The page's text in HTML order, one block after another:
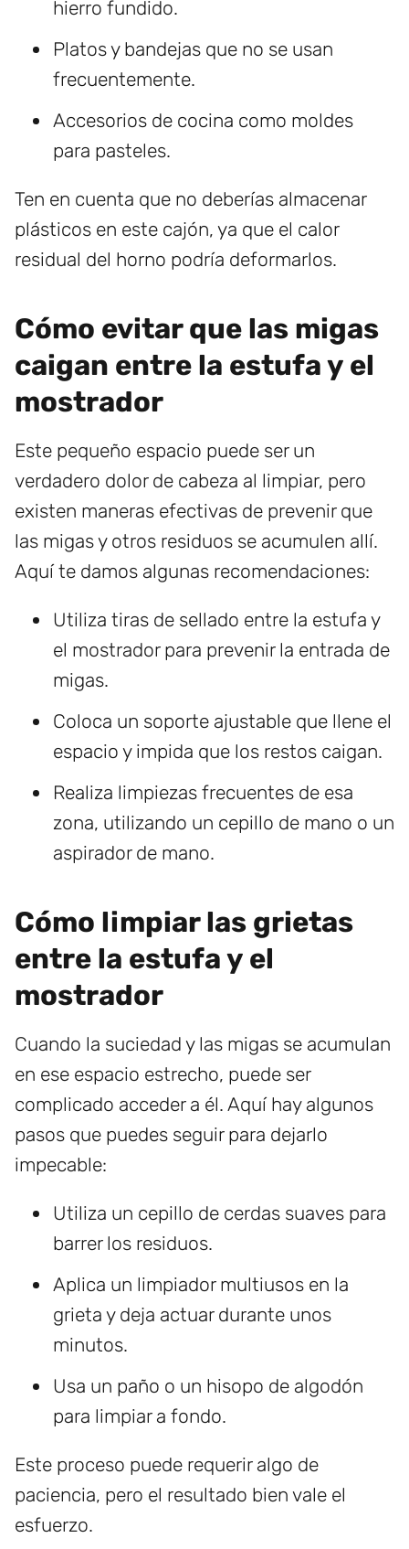
hierro fundido.
Platos y bandejas que no se usan
frecuentemente.
Accesorios de cocina como moldes
para pasteles.
Ten en cuenta que no deberías almacenar
plásticos en este cajón, ya que el calor
residual del horno podría deformarlos.
Cómo evitar que las migas
caigan entre la estufa y el
mostrador
Este pequeño espacio puede ser un
verdadero dolor de cabeza al limpiar, pero
existen maneras efectivas de prevenir que
las migas y otros residuos se acumulen allí.
Aquí te damos algunas recomendaciones:
Utiliza tiras de sellado entre la estufa y
el mostrador para prevenir la entrada de
migas.
Coloca un soporte ajustable que llene el
espacio y impida que los restos caigan.
Realiza limpiezas frecuentes de esa
zona, utilizando un cepillo de mano o un
aspirador de mano.
Cómo limpiar las grietas
entre la estufa y el
mostrador
Cuando la suciedad y las migas se acumulan
en ese espacio estrecho, puede ser
complicado acceder a él. Aquí hay algunos
pasos que puedes seguir para dejarlo
impecable:
Utiliza un cepillo de cerdas suaves para
barrer los residuos.
Aplica un limpiador multiusos en la
grieta y deja actuar durante unos
minutos.
Usa un paño o un hisopo de algodón
para limpiar a fondo.
Este proceso puede requerir algo de
paciencia, pero el resultado bien vale el
esfuerzo.